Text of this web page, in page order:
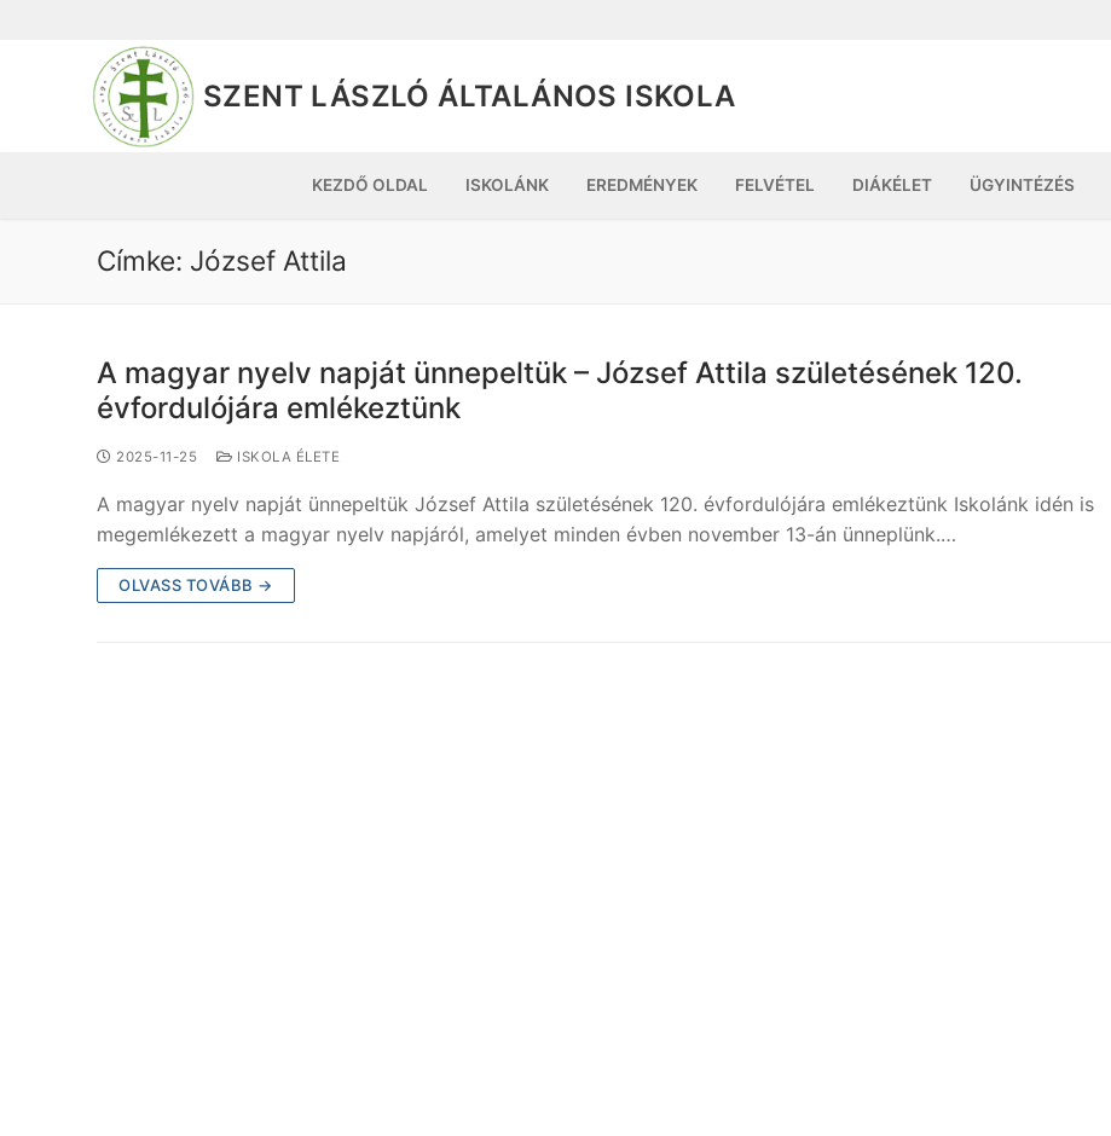
SZENT LÁSZLÓ ÁLTALÁNOS ISKOLA
KEZDŐ OLDAL ISKOLÁNK EREDMÉNYEK FELVÉTEL DIÁKÉLET ÜGYINTÉZÉS
Címke: József Attila
A magyar nyelv napját ünnepeltük – József Attila születésének 120.
évfordulójára emlékeztünk
2025-11-25 ISKOLA ÉLETE
A magyar nyelv napját ünnepeltük József Attila születésének 120. évfordulójára emlékeztünk Iskolánk idén is
megemlékezett a magyar nyelv napjáról, amelyet minden évben november 13-án ünneplünk.…
OLVASS TOVÁBB →